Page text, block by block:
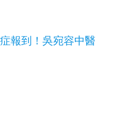
報到！吳宛容中醫